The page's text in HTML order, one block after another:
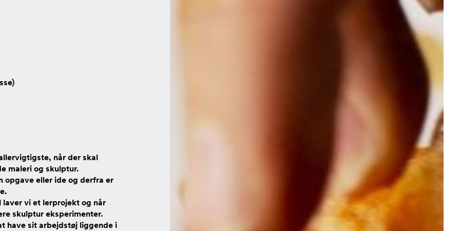
når der skal
maleri og skulptur.
opgave eller ide og derfra er
vi et lerprojekt og når
skulptur eksperimenter.
have sit arbejdstøj liggende i